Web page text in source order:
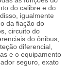
do calibre e do
igualmente
da fiação do
circuito do
do ônibus,
diferencial,
e o equipamento
seguro, exato